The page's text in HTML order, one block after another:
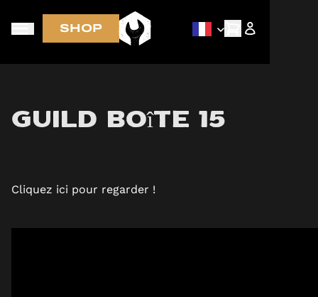
SHOP
LIVRAISON GRATUITE aux Pays-Bas, en Belgique, en
Allemagne et en France pour toute commande
Guild Boîte 15
Cliquez ici pour regarder !